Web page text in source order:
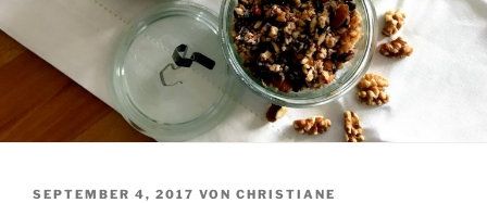
VERÖFFENTLICHT
SEPTEMBER 4, 2017 VON CHRISTIANE